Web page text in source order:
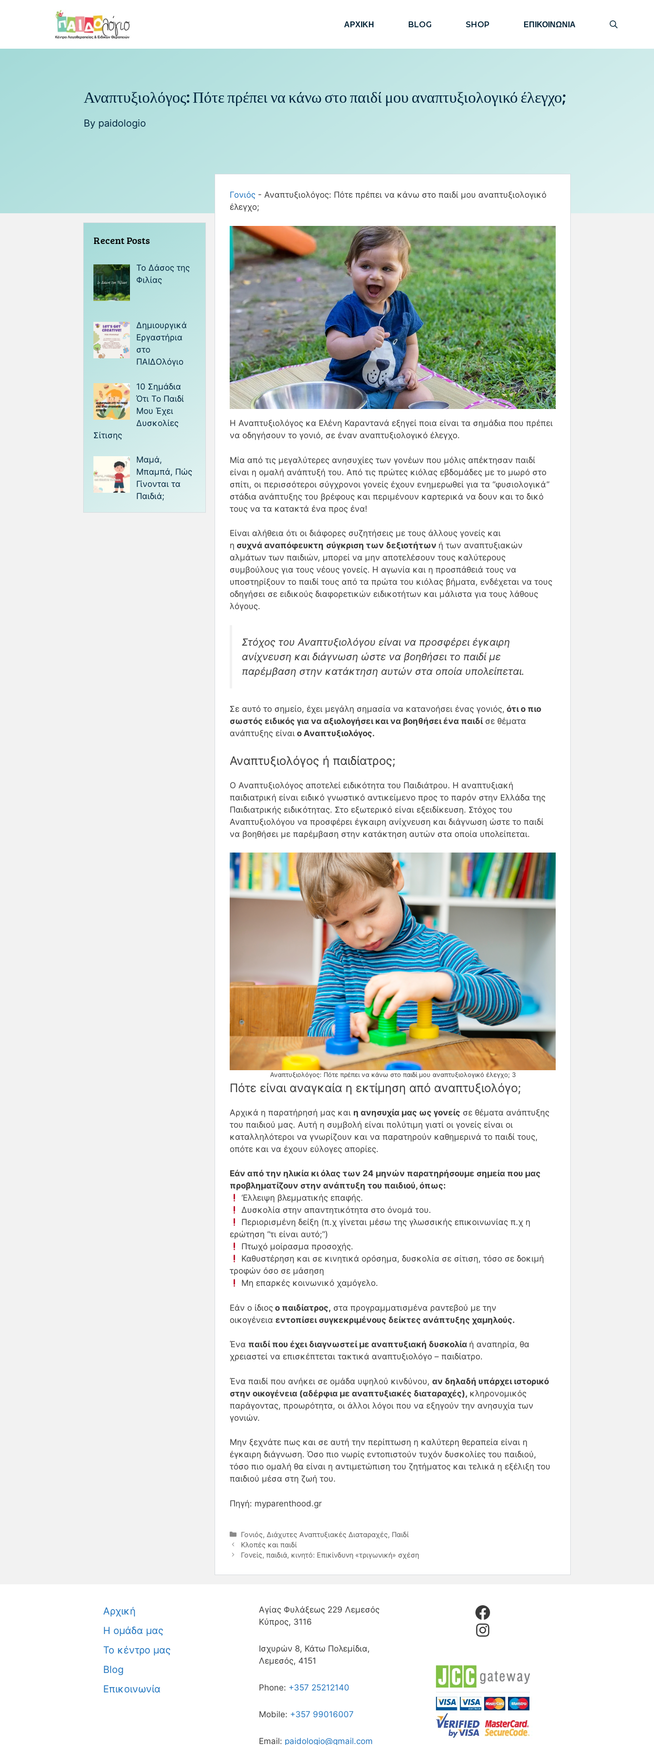
ΑΡΧΙΚΗ BLOG SHOP ΕΠΙΚΟΙΝΩΝΙΑ
Αναπτυξιολόγος: Πότε πρέπει να κάνω στο παιδί μου αναπτυξιολογικό έλεγχο;
By paidologio
Γονιός - Αναπτυξιολόγος: Πότε πρέπει να κάνω στο παιδί μου αναπτυξιολογικό
έλεγχο;
H Αναπτυξιολόγος κα Eλένη Καραντανά εξηγεί ποια είναι τα σημάδια που πρέπει
να οδηγήσουν το γονιό, σε έναν αναπτυξιολογικό έλεγχο.
Mία από τις μεγαλύτερες ανησυχίες των γονέων που μόλις απέκτησαν παιδί
είναι η ομαλή ανάπτυξή του. Από τις πρώτες κιόλας εβδομάδες με το μωρό στο
σπίτι, οι περισσότεροι σύγχρονοι γονείς έχουν ενημερωθεί για τα “φυσιολογικά”
στάδια ανάπτυξης του βρέφους και περιμένουν καρτερικά να δουν και το δικό
τους να τα κατακτά ένα προς ένα!
Είναι αλήθεια ότι οι διάφορες συζητήσεις με τους άλλους γονείς και
η συχνά αναπόφευκτη σύγκριση των δεξιοτήτων ή των αναπτυξιακών
αλμάτων των παιδιών, μπορεί να μην αποτελέσουν τους καλύτερους
συμβούλους για τους νέους γονείς. Η αγωνία και η προσπάθειά τους να
υποστηρίξουν το παιδί τους από τα πρώτα του κιόλας βήματα, ενδέχεται να τους
οδηγήσει σε ειδικούς διαφορετικών ειδικοτήτων και μάλιστα για τους λάθους
λόγους.
Στόχος του Αναπτυξιολόγου είναι να προσφέρει έγκαιρη
ανίχνευση και διάγνωση ώστε να βοηθήσει το παιδίμε
παρέμβαση στην κατάκτηση αυτών στα οποία υπολείπεται.
Σε αυτό το σημείο, έχει μεγάλη σημασία να κατανοήσει ένας γονιός, ότι ο πιο
σωστός ειδικός για να αξιολογήσει και να βοηθήσει ένα παιδίσε θέματα
ανάπτυξης είναι ο Αναπτυξιολόγος.
Αναπτυξιολόγος ή παιδίατρος;
Ο Αναπτυξιολόγος αποτελεί ειδικότητα του Παιδιάτρου. Η αναπτυξιακή
παιδιατρική είναι ειδικό γνωστικό αντικείμενο προς το παρόν στην Ελλάδα της
Παιδιατρικής ειδικότητας. Στο εξωτερικό είναι εξειδίκευση. Στόχος του
Αναπτυξιολόγου να προσφέρει έγκαιρη ανίχνευση και διάγνωση ώστε το παιδί
να βοηθήσει με παρέμβαση στην κατάκτηση αυτών στα οποία υπολείπεται.
Αναπτυξιολόγος: Πότε πρέπει να κάνω στο παιδί μου αναπτυξιολογικό έλεγχο; 3
Πότε είναι αναγκαία η εκτίμηση από αναπτυξιολόγο;
Αρχικά η παρατήρησή μας και η ανησυχία μας ως γονείς σε θέματα ανάπτυξης
του παιδιού μας. Αυτή η συμβολή είναι πολύτιμη γιατί οι γονείς είναι οι
καταλληλότεροι να γνωρίζουν και να παρατηρούν καθημερινά το παιδί τους,
οπότε και να έχουν εύλογες απορίες.
Εάν από την ηλικία κι όλας των 24 μηνών παρατηρήσουμε σημεία που μας
προβληματίζουν στην ανάπτυξη του παιδιού, όπως:
‘Eλλειψη βλεμματικής επαφής.
Δυσκολία στην απαντητικότητα στο όνομά του.
Περιορισμένη δείξη (π.χ γίνεται μέσω της γλωσσικής επικοινωνίας π.χ η
ερώτηση “τι είναι αυτό;”)
Πτωχό μοίρασμα προσοχής.
Καθυστέρηση και σε κινητικά ορόσημα, δυσκολία σε σίτιση, τόσο σε δοκιμή
τροφών όσο σε μάσηση
Μη επαρκές κοινωνικό χαμόγελο.
Εάν ο ίδιος ο παιδίατρος, στα προγραμματισμένα ραντεβού με την
οικογένεια εντοπίσει συγκεκριμένους δείκτες ανάπτυξης χαμηλούς.
Ένα παιδί που έχει διαγνωστεί με αναπτυξιακή δυσκολία ή αναπηρία, θα
χρειαστεί να επισκέπτεται τακτικά αναπτυξιολόγο – παιδίατρο.
Ένα παιδί που ανήκει σε ομάδα υψηλού κινδύνου, αν δηλαδή υπάρχει ιστορικό
στην οικογένεια (αδέρφια με αναπτυξιακές διαταραχές), κληρονομικός
παράγοντας, προωρότητα, οι άλλοι λόγοι που να εξηγούν την ανησυχία των
γονιών.
Μην ξεχνάτε πως και σε αυτή την περίπτωση η καλύτερη θεραπεία είναι η
έγκαιρη διάγνωση. Όσο πιο νωρίς εντοπιστούν τυχόν δυσκολίες του παιδιού,
τόσο πιο ομαλή θα είναι η αντιμετώπιση του ζητήματος και τελικά η εξέλιξη του
παιδιού μέσα στη ζωή του.
Πηγή: myparenthood.gr
Γονιός, Διάχυτες Aναπτυξιακές Διαταραχές, Παιδί
Κλοπές και παιδί
Γονείς, παιδιά, κινητό: Επικίνδυνη «τριγωνική» σχέση
Recent Posts
Το Δάσος της
Φιλίας
Δημιουργικά
Εργαστήρια
στο
ΠΑΙΔΟλόγιο
10 Σημάδια
Ότι Το Παιδί
Μου Έχει
Δυσκολίες
Σίτισης
Μαμά,
Μπαμπά, Πώς
Γίνονται τα
Παιδιά;
Αρχική
Η ομάδα μας
Το κέντρο μας
Blog
Επικοινωνία
Αγίας Φυλάξεως 229 Λεμεσός
Κύπρος, 3116
Ισχυρών 8, Κάτω Πολεμίδια,
Λεμεσός, 4151
Phone: +357 25212140
Mobile: +357 99016007
Email: paidologio@gmail.com